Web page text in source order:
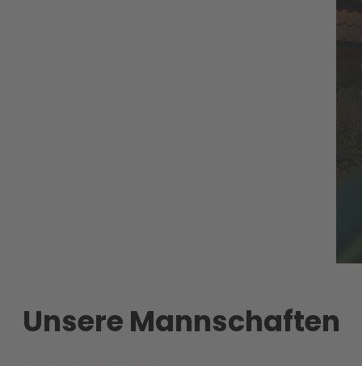
Unsere Mannschaften